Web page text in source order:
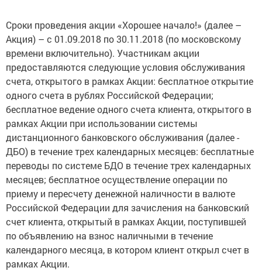
Сроки проведения акции «Хорошее начало!» (далее –
Акция) – с 01.09.2018 по 30.11.2018 (по московскому
времени включительно). Участникам акции
предоставляются следующие условия обслуживания
счета, открытого в рамках Акции: бесплатное открытие
одного счета в рублях Российской Федерации;
бесплатное ведение одного счета клиента, открытого в
рамках Акции при использовании системы
дистанционного банковского обслуживания (далее -
ДБО) в течение трех календарных месяцев: бесплатные
переводы по системе БДО в течение трех календарных
месяцев; бесплатное осуществление операции по
приему и пересчету денежной наличности в валюте
Российской Федерации для зачисления на банковский
счет клиента, открытый в рамках Акции, поступившей
по объявлению на взнос наличными в течение
календарного месяца, в котором клиент открыл счет в
рамках Акции.